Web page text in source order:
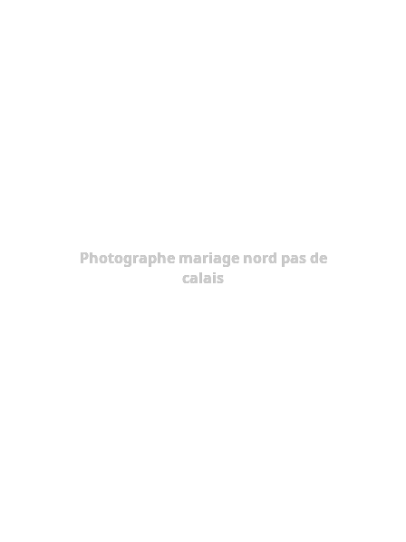
Photographe mariage nord pas de
calais